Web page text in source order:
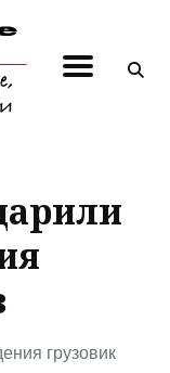
грузовик